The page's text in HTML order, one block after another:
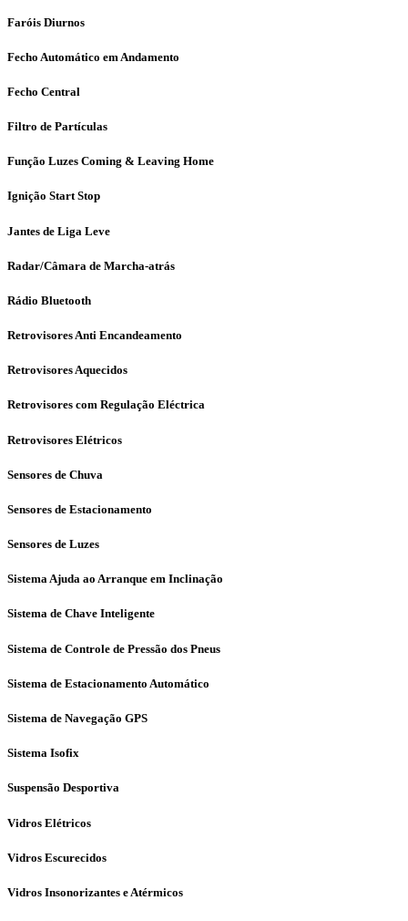
Faróis Diurnos
Fecho Automático em Andamento
Fecho Central
Filtro de Partículas
Função Luzes Coming & Leaving Home
Ignição Start Stop
Jantes de Liga Leve
Radar/Câmara de Marcha-atrás
Rádio Bluetooth
Retrovisores Anti Encandeamento
Retrovisores Aquecidos
Retrovisores com Regulação Eléctrica
Retrovisores Elétricos
Sensores de Chuva
Sensores de Estacionamento
Sensores de Luzes
Sistema Ajuda ao Arranque em Inclinação
Sistema de Chave Inteligente
Sistema de Controle de Pressão dos Pneus
Sistema de Estacionamento Automático
Sistema de Navegação GPS
Sistema Isofix
Suspensão Desportiva
Vidros Elétricos
Vidros Escurecidos
Vidros Insonorizantes e Atérmicos